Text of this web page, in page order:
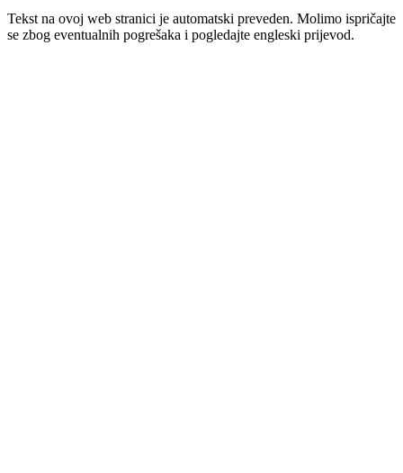
Tekst na ovoj web stranici je automatski preveden. Molimo ispričajte
se zbog eventualnih pogrešaka i pogledajte engleski prijevod.